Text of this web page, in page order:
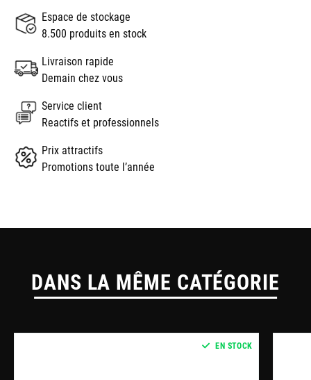
Espace de stockage
8.500 produits en stock
Livraison rapide
Demain chez vous
Service client
Reactifs et professionnels
Prix attractifs
Promotions toute l’année
DANS LA MÊME CATÉGORIE
EN STOCK